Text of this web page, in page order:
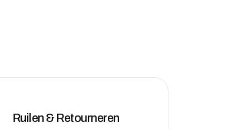
Ruilen & Retourneren